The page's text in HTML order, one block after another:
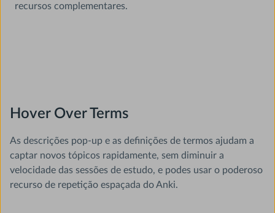
recursos complementares.
Hover Over Terms
As descrições pop-up e as definições de termos ajudam a
captar novos tópicos rapidamente, sem diminuir a
velocidade das sessões de estudo, e podes usar o poderoso
recurso de repetição espaçada do Anki.